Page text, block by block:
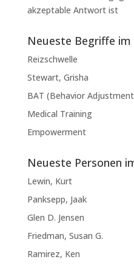
akzeptable Antwort ist
Neueste Begriffe im
Reizschwelle
Stewart, Grisha
BAT (Behavior
Medical Training
Empowerment
Neueste Personen
Lewin, Kurt
Panksepp, Jaak
Glen D. Jensen
Friedman, Susan G.
Ramirez, Ken